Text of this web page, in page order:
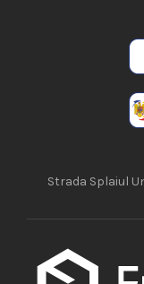
Strada Splaiul